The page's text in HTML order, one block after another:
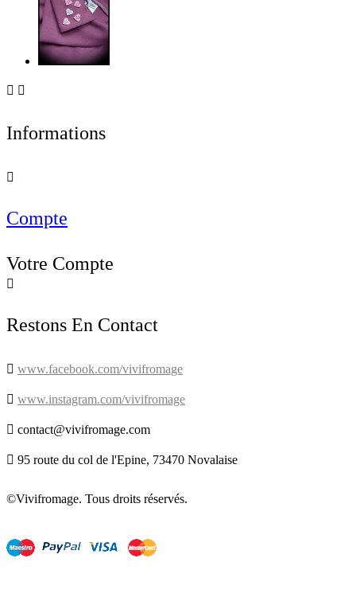
 
Informations

Compte
Votre Compte

Restons En Contact
 www.facebook.com/vivifromage
 www.instagram.com/vivifromage
 contact@vivifromage.com
 95 route du col de l'Epine, 73470 Novalaise
©Vivifromage. Tous droits réservés.